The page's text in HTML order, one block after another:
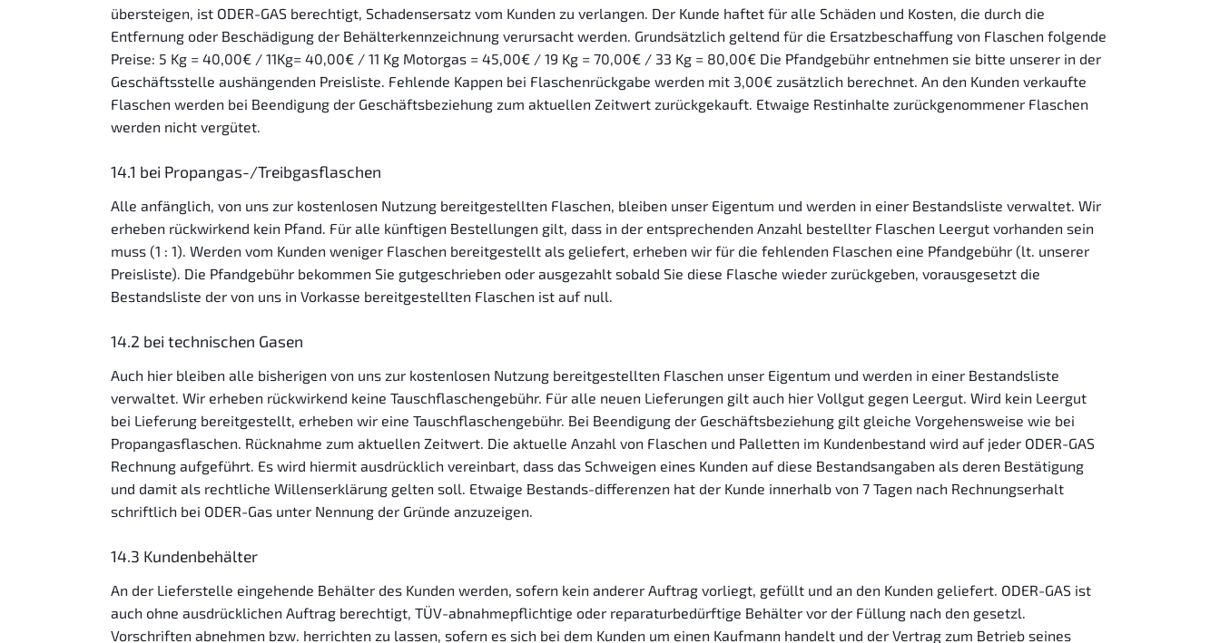
übersteigen, ist ODER-GAS berechtigt, Schadensersatz vom Kunden zu verlangen. Der Kunde haftet für alle Schäden und Kosten, die durch die
Entfernung oder Beschädigung der Behälterkennzeichnung verursacht werden. Grundsätzlich geltend für die Ersatzbeschaffung von Flaschen folgende
Preise: 5 Kg = 40,00€ / 11Kg= 40,00€ / 11 Kg Motorgas = 45,00€ / 19 Kg = 70,00€ / 33 Kg = 80,00€ Die Pfandgebühr entnehmen sie bitte unserer in der
Geschäftsstelle aushängenden Preisliste. Fehlende Kappen bei Flaschenrückgabe werden mit 3,00€ zusätzlich berechnet. An den Kunden verkaufte
Flaschen werden bei Beendigung der Geschäftsbeziehung zum aktuellen Zeitwert zurückgekauft. Etwaige Restinhalte zurückgenommener Flaschen
werden nicht vergütet.
14.1 bei Propangas-/Treibgasflaschen
Alle anfänglich, von uns zur kostenlosen Nutzung bereitgestellten Flaschen, bleiben unser Eigentum und werden in einer Bestandsliste verwaltet. Wir
erheben rückwirkend kein Pfand. Für alle künftigen Bestellungen gilt, dass in der entsprechenden Anzahl bestellter Flaschen Leergut vorhanden sein
muss (1 : 1). Werden vom Kunden weniger Flaschen bereitgestellt als geliefert, erheben wir für die fehlenden Flaschen eine Pfandgebühr (lt. unserer
Preisliste). Die Pfandgebühr bekommen Sie gutgeschrieben oder ausgezahlt sobald Sie diese Flasche wieder zurückgeben, vorausgesetzt die
Bestandsliste der von uns in Vorkasse bereitgestellten Flaschen ist auf null.
14.2 bei technischen Gasen
Auch hier bleiben alle bisherigen von uns zur kostenlosen Nutzung bereitgestellten Flaschen unser Eigentum und werden in einer Bestandsliste
verwaltet. Wir erheben rückwirkend keine Tauschflaschengebühr. Für alle neuen Lieferungen gilt auch hier Vollgut gegen Leergut. Wird kein Leergut
bei Lieferung bereitgestellt, erheben wir eine Tauschflaschengebühr. Bei Beendigung der Geschäftsbeziehung gilt gleiche Vorgehensweise wie bei
Propangasflaschen. Rücknahme zum aktuellen Zeitwert. Die aktuelle Anzahl von Flaschen und Palletten im Kundenbestand wird auf jeder ODER-GAS
Rechnung aufgeführt. Es wird hiermit ausdrücklich vereinbart, dass das Schweigen eines Kunden auf diese Bestandsangaben als deren Bestätigung
und damit als rechtliche Willenserklärung gelten soll. Etwaige Bestands-differenzen hat der Kunde innerhalb von 7 Tagen nach Rechnungserhalt
schriftlich bei ODER-Gas unter Nennung der Gründe anzuzeigen.
14.3 Kundenbehälter
An der Lieferstelle eingehende Behälter des Kunden werden, sofern kein anderer Auftrag vorliegt, gefüllt und an den Kunden geliefert. ODER-GAS ist
auch ohne ausdrücklichen Auftrag berechtigt, TÜV-abnahmepflichtige oder reparaturbedürftige Behälter vor der Füllung nach den gesetzl.
Vorschriften abnehmen bzw. herrichten zu lassen, sofern es sich bei dem Kunden um einen Kaufmann handelt und der Vertrag zum Betrieb seines